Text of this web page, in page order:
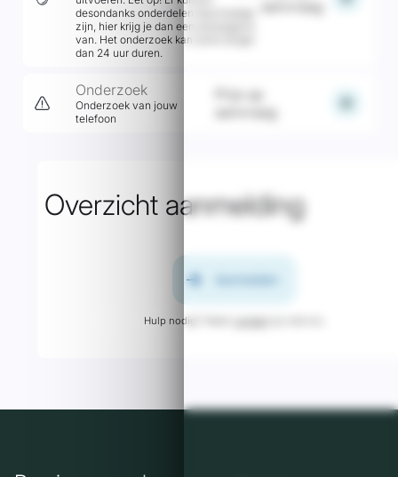
desondanks onderdelen beschadigd
zijn, hier krijg je dan een prijsopgave
van. Het onderzoek kan soms langer
dan 24 uur duren.
aanvraag
Onderzoek
Onderzoek van jouw
telefoon
aanvraag
add
Overzicht aanmelding
arrow_forward
Hulp nodig? Neem